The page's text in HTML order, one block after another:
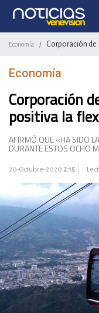
Economía / Corporación de
Economía
Corporación
positiva la
AFIRMÓ QUE «HA SIDO
DURANTE ESTOS OCHO
20-Octubre-2020 2:15